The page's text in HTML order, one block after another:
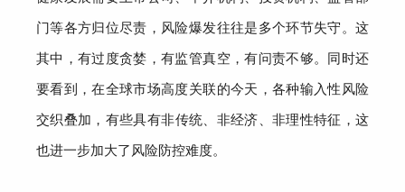
门等各方归位尽责 ，风险爆发往往是多个环节失守 。这
其中，有过度贪婪，有监管真空，有问责不够。同时还
要看到，在全球市场高度关联的今天，各种输入性风险
交织叠加 ， 有些具有非传统、非经济、非理性特征，这
也进一步加大了风险防控难度。